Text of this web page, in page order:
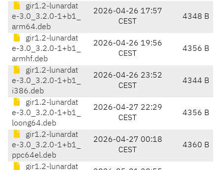
gir1.2-lunardat
e-3.0_3.2.0-1+b1_
arm64.deb
2026-04-26 17:57
CEST
4348 B
gir1.2-lunardat
e-3.0_3.2.0-1+b1_
armhf.deb
2026-04-26 19:56
CEST
4356 B
gir1.2-lunardat
e-3.0_3.2.0-1+b1_
i386.deb
2026-04-26 23:52
CEST
4344 B
gir1.2-lunardat
e-3.0_3.2.0-1+b1_
loong64.deb
2026-04-27 22:29
CEST
4356 B
gir1.2-lunardat
e-3.0_3.2.0-1+b1_
ppc64el.deb
2026-04-27 00:18
CEST
4360 B
gir1.2-lunardat